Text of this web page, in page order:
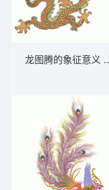
龙图腾的象征意义